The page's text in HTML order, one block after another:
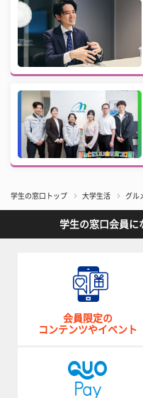
学生の窓口トップ 大学生活 グル
学生の窓口会員に
会員限定の
コンテンツやイベント